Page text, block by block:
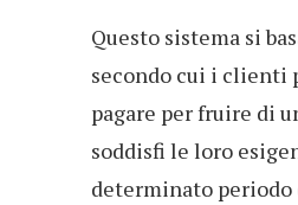
Questo sistema si
secondo cui i clienti
pagare per fruire di
soddisfi le loro
determinato periodo